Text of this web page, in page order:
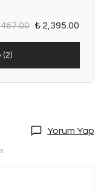
₺ 2,395.00
(2)
Yorum Yap